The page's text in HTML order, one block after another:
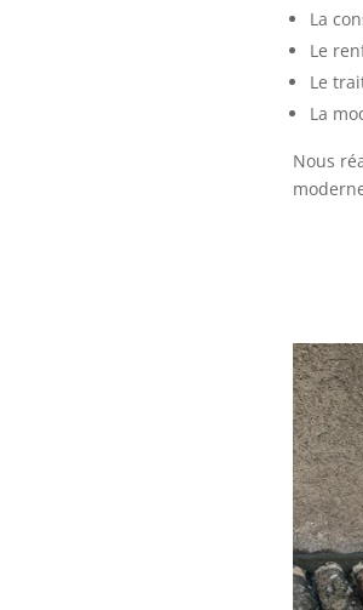
La
Le
Le
La
Nous